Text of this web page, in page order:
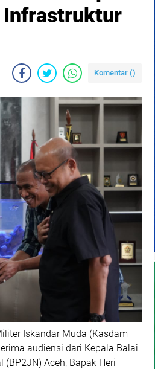
Infrastruktur
Komentar ()
Iskandar Muda (Kasdam
audiensi dari Kepala Balai
Aceh, Bapak Heri